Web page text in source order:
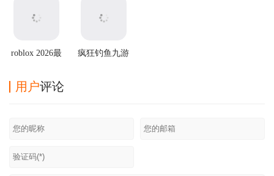
roblox 2026最
疯狂钓鱼九游
用户评论